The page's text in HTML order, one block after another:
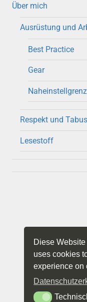
Über mich
Ausrüstung und
Best Practice
Gear
Respekt und Tabus
Lesestoff
Diese
uses cookies
experience on
Technisch